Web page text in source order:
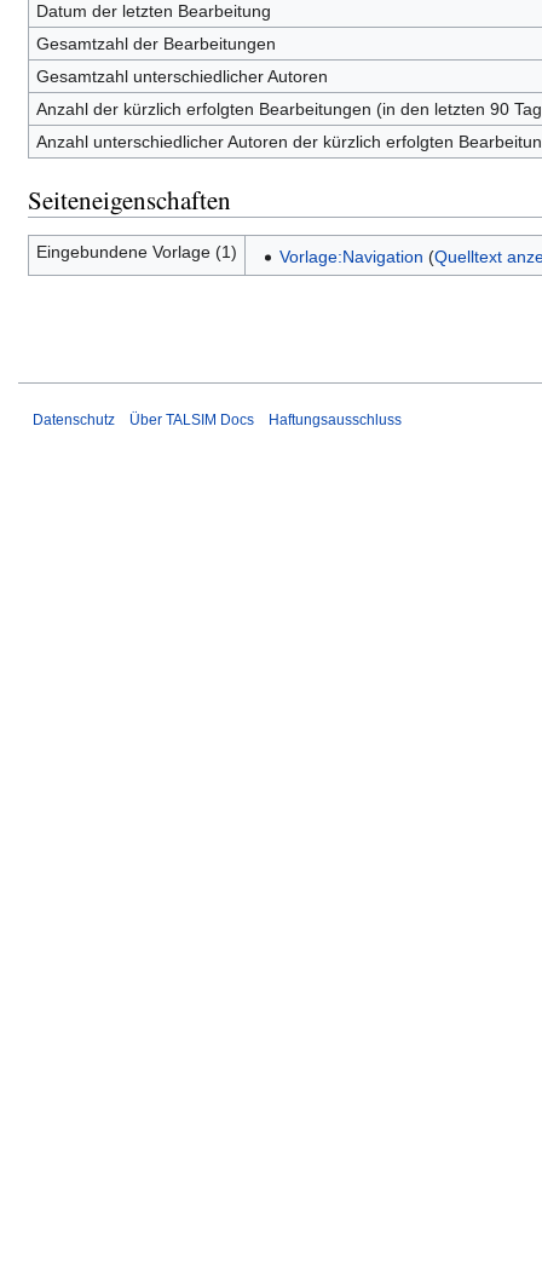
Datum der letzten Bearbeitung
Gesamtzahl der Bearbeitungen
Gesamtzahl unterschiedlicher Autoren
Anzahl der kürzlich erfolgten Bearbeitungen (in den letzten 90
Anzahl unterschiedlicher Autoren der kürzlich erfolgten
Seiteneigenschaften
Eingebundene Vorlage (1) Vorlage:Navigation (Quelltext
Datenschutz Über TALSIM Docs Haftungsausschluss